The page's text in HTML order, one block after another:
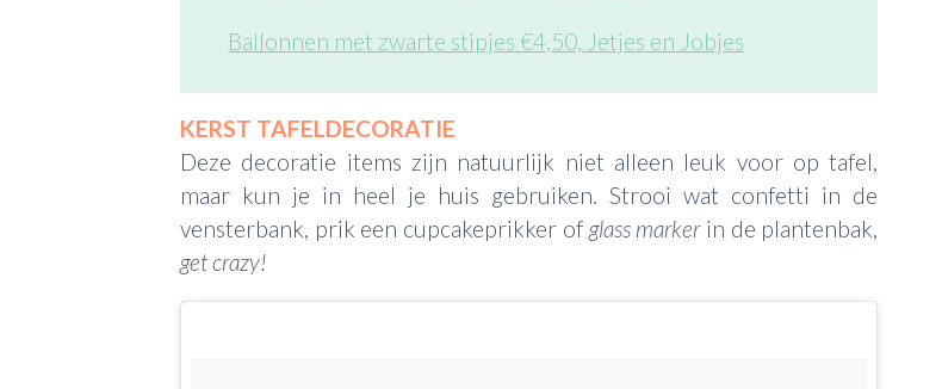
Ballonnen met zwarte stipjes €4,50, Jetjes en Jobjes
KERST TAFELDECORATIE
Deze decoratie items zijn natuurlijk niet alleen leuk voor op tafel,
maar kun je in heel je huis gebruiken. Strooi wat confetti in de
vensterbank, prik een cupcakeprikker of glass markerin de plantenbak,
get crazy!